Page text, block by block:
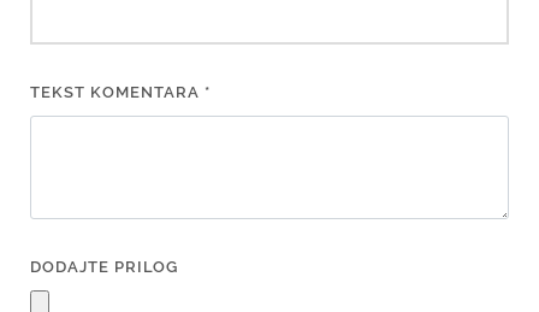
TEKST KOMENTARA *
DODAJTE PRILOG